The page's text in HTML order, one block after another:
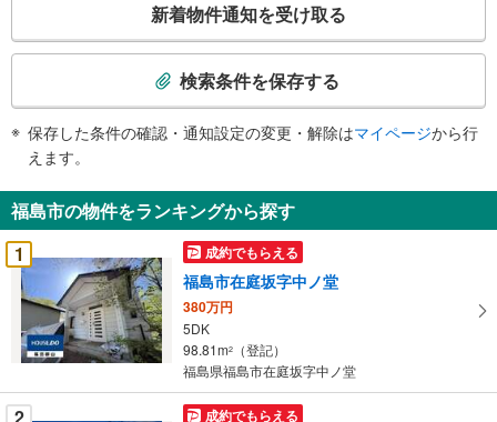
検
知
を
受
け
取
・
条
件
を
新着物件通知を受け取る
検索条件を保存する
保存した条件の確認・通知設定の変更・解除はマイページから行
えます。
福島市の物件をランキングから探す
1
成約でもらえる
福島市在庭坂字中ノ堂
380万円
5DK
98.81m2
（登記）
福島県福島市在庭坂字中ノ堂
成約でもらえる